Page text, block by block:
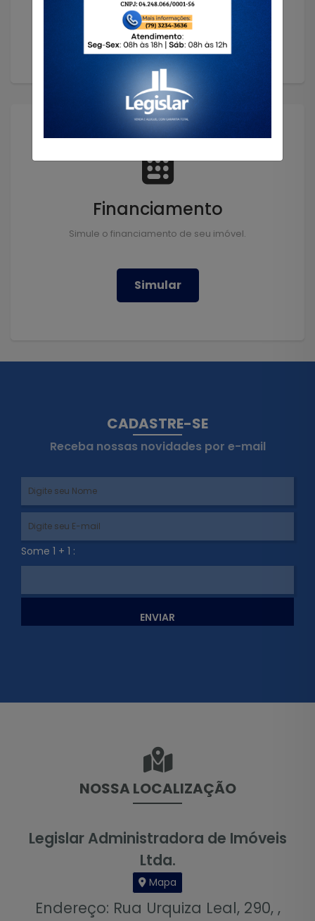
Solicitar
Financiamento
Simule o financiamento de seu imóvel.
Simular
CADASTRE-SE
Receba nossas novidades por e-mail
Some 1 + 1 :
ENVIAR
NOSSA LOCALIZAÇÃO
Legislar Administradora de Imóveis
Ltda.
Mapa
Endereço: Rua Urquiza Leal, 290, ,